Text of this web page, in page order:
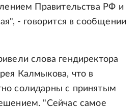
Правительства РФ и
- говорится в сообщении
слова гендиректора
Калмыкова, что в
солидарны с принятым
"Сейчас самое